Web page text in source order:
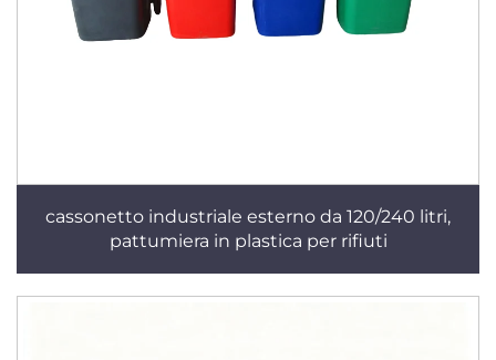
cassonetto industriale esterno da 120/240 litri,
pattumiera in plastica per rifiuti